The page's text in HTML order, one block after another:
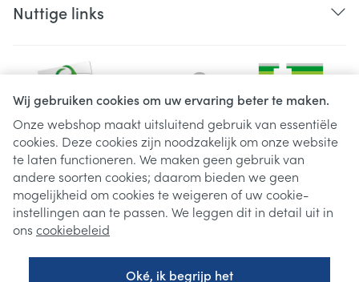
Wij gebruiken cookies om uw ervaring beter te maken.
Onze webshop maakt uitsluitend gebruik van essentiële
cookies. Deze cookies zijn noodzakelijk om onze website
te laten functioneren. We maken geen gebruik van
andere soorten cookies; daarom bieden we geen
mogelijkheid om cookies te weigeren of uw cookie-
instellingen aan te passen. We leggen dit in detail uit in
ons cookiebeleid
Oké, ik begrijp het
Nuttige links
Juridische links